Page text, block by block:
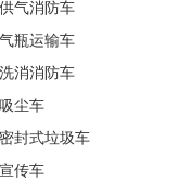
泵浦消防车、 绿化喷
运输车、 清洗吸污车、
、 工程抢险车、 电源
、 被服洗涤车、 装备
运输车、 运兵车、 运
冲车、 防暴水罐车、 随
供气消防车
气瓶运输车
洗消消防车
吸尘车
密封式垃圾车
宣传车